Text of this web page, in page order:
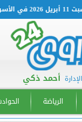
أحمد ذكي
الرياضة